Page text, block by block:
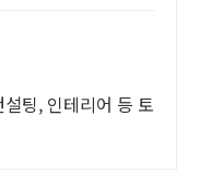
팅, 인테리어 등 토